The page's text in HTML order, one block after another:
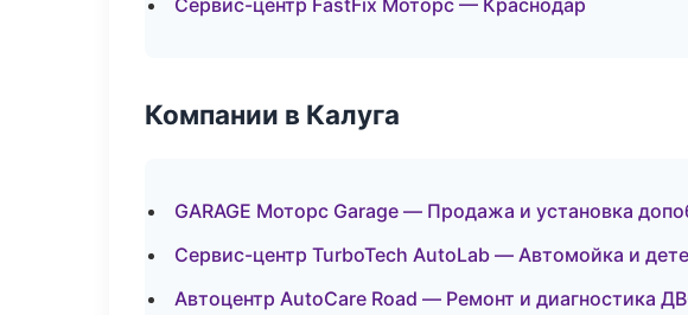
Сервис-центр FastFix Моторс — Краснодар
Компании в Калуга
GARAGE Моторс Garage — Продажа и установка
Сервис-центр TurboTech AutoLab — Автомойка и
Автоцентр AutoCare Road — Ремонт и диагностика